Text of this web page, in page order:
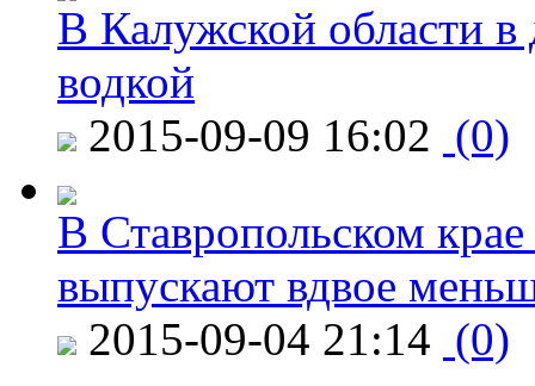
В Калужской области в
водкой
2015-09-09 16:02 (0)
В Ставропольском
выпускают вдвое
2015-09-04 21:14 (0)